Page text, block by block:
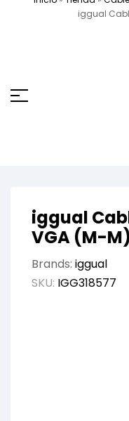
iggual
iggual
VGA (M-
Brands: iggual
SKU: IGG318577